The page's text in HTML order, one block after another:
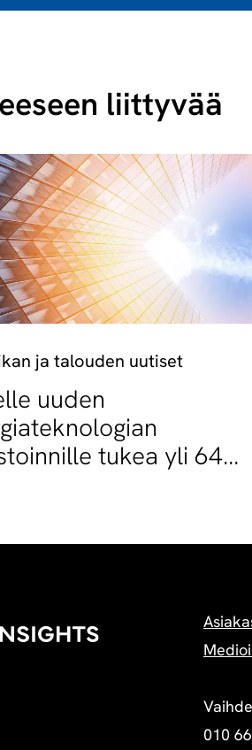
liittyvää
ja talouden uutiset
uuden
tukea yli 64
Vaihde
010